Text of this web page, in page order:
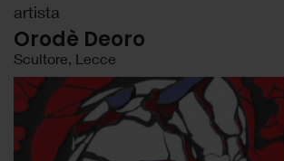
artista
Orodè Deoro
Scultore, Lecce